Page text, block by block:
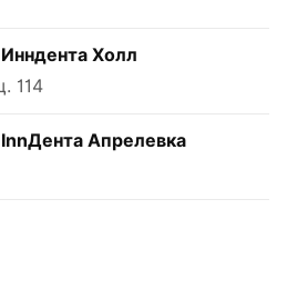
Холл
114
Апрелевка